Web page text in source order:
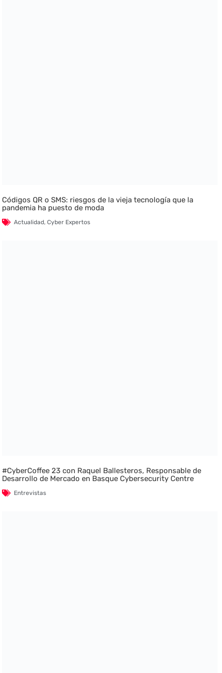
Códigos QR o SMS: riesgos de la vieja tecnología que la
pandemia ha puesto de moda
Actualidad,Cyber Expertos
#CyberCoffee 23 con Raquel Ballesteros, Responsable de
Desarrollo de Mercado en Basque Cybersecurity Centre
Entrevistas